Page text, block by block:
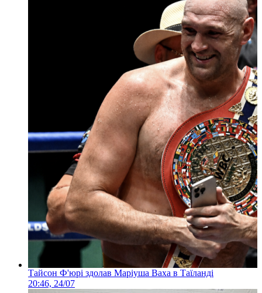
Тайсон Ф'юрі здолав Маріуша Ваха в Таїланді
20:46, 24/07